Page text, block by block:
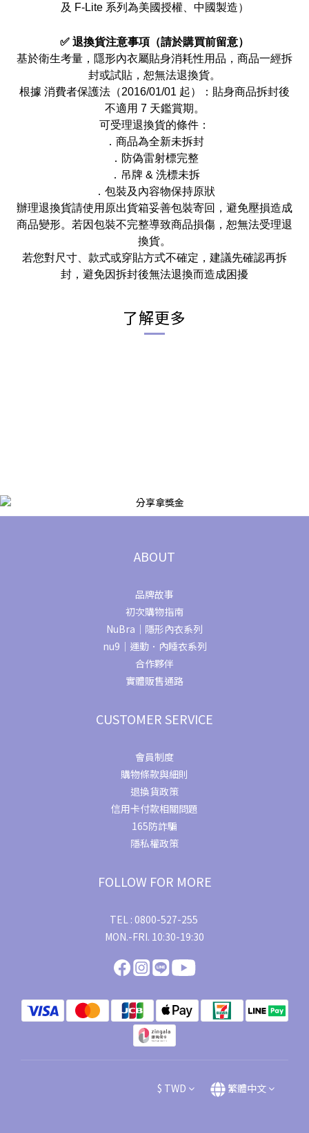
及 F-Lite 系列為美國授權、中國製造）
✅ 退換貨注意事項（請於購買前留意）
基於衛生考量，隱形內衣屬貼身消耗性用品，商品一經拆
封或試貼，恕無法退換貨。
根據 消費者保護法（2016/01/01 起）：貼身商品拆封後
不適用 7 天鑑賞期。
可受理退換貨的條件：
．商品為全新未拆封
． 防偽雷射標完整
． 吊牌 & 洗標未拆
． 包裝及內容物保持原狀
辦理退換貨請使用原出貨箱妥善包裝寄回，避免壓損造成
商品變形。若因包裝不完整導致商品損傷，恕無法受理退
換貨。
若您對尺寸、款式或穿貼方式不確定，建議先確認再拆
封，避免因拆封後無法退換而造成困擾
了解更多
ABOUT
品牌故事
初次購物指南
NuBra｜隱形內衣系列
nu9｜運動．內睡衣系列
合作夥伴
實體販售通路
CUSTOMER SERVICE
會員制度
購物條款與細則
退換貨政策
信用卡付款相關問題
165防詐騙
隱私權政策
FOLLOW FOR MORE
TEL : 0800-527-255
MON.-FRI. 10:30-19:30
$ TWD 繁體中文